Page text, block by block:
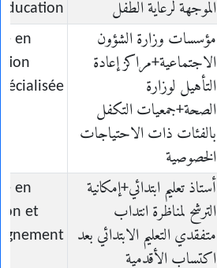
الموجهة لرعاية الطفل
مؤسسات وزارة الشؤون
الاجتماعية+مراكز إعادة
التأهيل لوزارة
الصحة+جمعيات التكفل
بالفئات ذات الاحتياجات
الخصوصية
en
أستاذ تعليم ابتدائي+إمكانية
الترشح لمناظرة انتداب
متفقدي التعليم الابتدائي بعد
اكتساب الأقدمية
en
et